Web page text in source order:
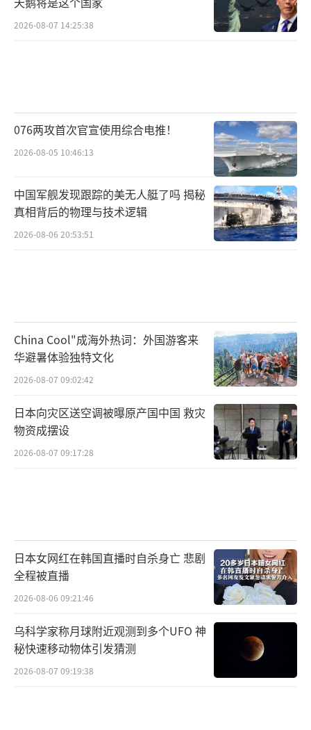
2026-08-07 14:25:38
076两攻首次官宣使用综合电推！
2026-08-05 10:46:13
中国军舰发现跟踪的美无人艇了吗 揭秘
真相背后的物理与技术逻辑
2026-08-06 20:53:51
China Cool"成海外热词：外国游客来
华避暑体验独特文化
2026-08-07 09:02:42
日本向灾区送空调被曝原产国中国 救灾
物资成摆设
2026-08-07 09:17:28
日本女网红在韩国直播时自杀身亡 悲剧
全程被直播
2026-08-06 09:21:46
乌科学家称月球附近观测到多个UFO 神
秘快速移动物体引发猜测
2026-08-07 09:19:38